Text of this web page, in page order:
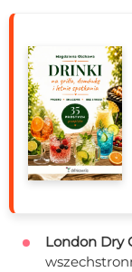
London Dry